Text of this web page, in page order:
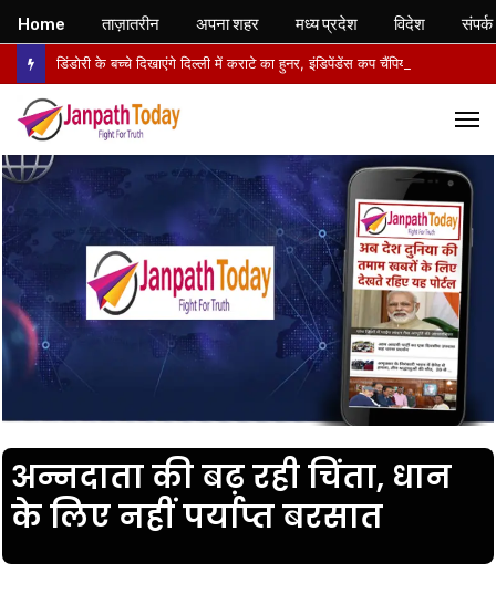
अन्नदाता की बढ़ रही चिंता, धान
के लिए नहीं पर्याप्त बरसात
Home ताज़ातरीन अपना शहर मध्य प्रदेश विदेश संपर्क